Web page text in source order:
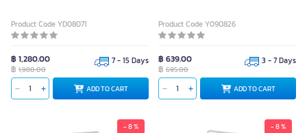
Product Code YD08071
฿ 1,280.00
฿ 1,980.00
7 - 15 Days
ADD TO CART
Product Code Y090826
฿ 639.00
฿ 695.00
3 - 7 Days
ADD TO CART
- 8 % - 8 %